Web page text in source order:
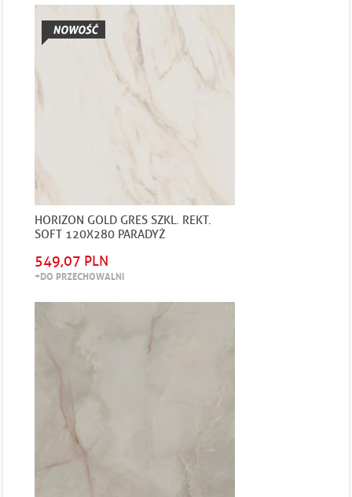
HORIZON GOLD GRES SZKL. REKT.
SOFT 120X280 PARADYŻ
549,07 PLN
+DO PRZECHOWALNI